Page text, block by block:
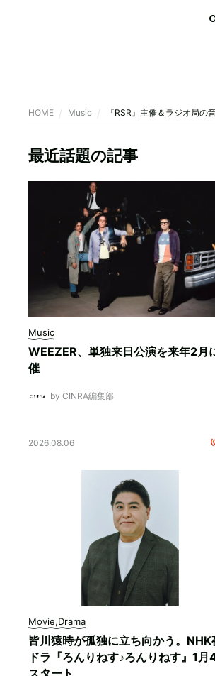
HOME Music 『RSR』主催＆ラジオ局
最近話題の記事
Music
WEEZER、単独来日公演を来年2月
催
by CINRA編集部
2026.08.06
Movie,Drama
皆川猿時が孤独に立ち向かう。NHK
ドラ『ろんりねす♪ろんりねす』1月
スタート